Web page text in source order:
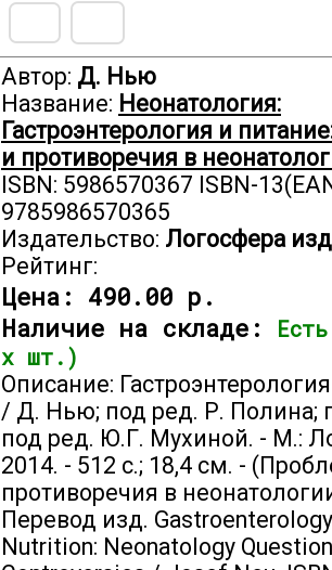
Автор: Д. Нью
Название: Неонатология:
Гастроэнтерология и
и противоречия в
ISBN: 5986570367 ISBN-
9785986570365
Издательство: Логосфера
Рейтинг:
Цена: 490.00 р.
Наличие на складе:
х шт.)
Описание:
/ Д. Нью; под ред. Р. Полина;
под ред. Ю.Г. Мухиной. - М.:
2014. - 512 с.; 18,4 см. -
противоречия в
Перевод изд.
Nutrition: Neonatology